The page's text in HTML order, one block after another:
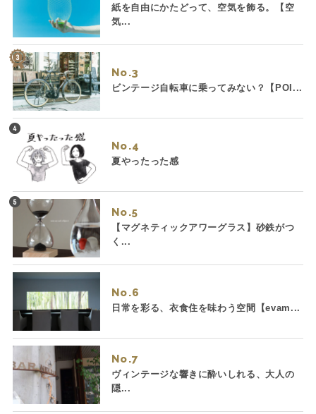
紙を自由にかたどって、空気を飾る。【空
気...
No.
ビンテージ自転車に乗ってみない？【POI...
No.
夏やったった感
No.
【マグネティックアワーグラス】砂鉄がつ
く...
No.
日常を彩る、衣食住を味わう空間【evam...
No.
ヴィンテージな響きに酔いしれる、大人の
隠...